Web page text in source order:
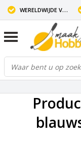
WERELDWIJDE VERZENDING